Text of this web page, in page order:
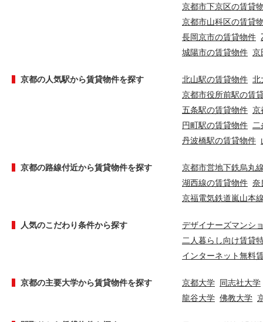
京都市下京区の賃貸
京都市山科区の賃貸
長岡京市の賃貸物件
城陽市の賃貸物件 京
京都の人気駅から賃貸物件を探す 北山駅の賃貸物件 北
京都市役所前駅の賃
五条駅の賃貸物件 京
円町駅の賃貸物件
丹波橋駅の賃貸物件
京都の路線付近から賃貸物件を探す
京都市営地下鉄烏丸
湖西線の賃貸物件 奈
京福電気鉄道嵐山本
人気のこだわり条件から探す
デザイナーズマンシ
二人暮らし向け賃貸
インターネット無料
京都の主要大学から賃貸物件を探す 京都大学 同志社大学
龍谷大学 佛教大学